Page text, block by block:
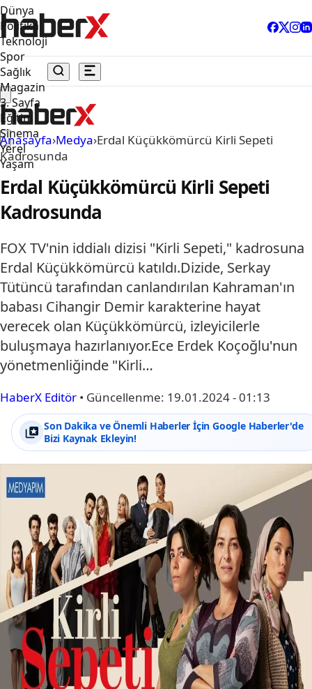
Dünya
Politika
Teknoloji
Spor
Sağlık
Magazin
3. Sayfa
Eğitim
Sinema
Yerel
Yaşam
Anasayfa›Medya›Erdal Küçükkömürcü Kirli Sepeti
Kadrosunda
Erdal Küçükkömürcü Kirli Sepeti
Kadrosunda
FOX TV'nin iddialı dizisi "Kirli Sepeti," kadrosuna
Erdal Küçükkömürcü katıldı.Dizide, Serkay
Tütüncü tarafından canlandırılan Kahraman'ın
babası Cihangir Demir karakterine hayat
verecek olan Küçükkömürcü, izleyicilerle
buluşmaya hazırlanıyor.Ece Erdek Koçoğlu'nun
yönetmenliğinde "Kirli…
HaberX Editör • Güncellenme: 19.01.2024 - 01:13
Son Dakika ve Önemli Haberler İçin Google Haberler'de
Bizi Kaynak Ekleyin!